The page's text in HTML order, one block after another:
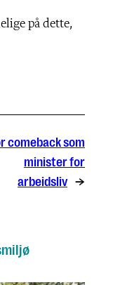
på dette,
comeback som
minister for
arbeidsliv →